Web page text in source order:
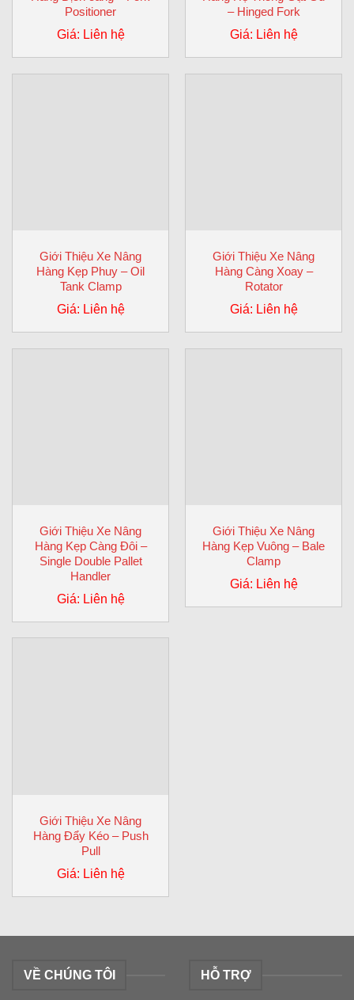
Positioner
Giá: Liên hệ
– Hinged Fork
Giá: Liên hệ
Giới Thiệu Xe Nâng
Hàng Kẹp Phuy – Oil
Tank Clamp
Giá: Liên hệ
Giới Thiệu Xe Nâng
Hàng Càng Xoay –
Rotator
Giá: Liên hệ
Giới Thiệu Xe Nâng
Hàng Kẹp Càng Đôi –
Single Double Pallet
Handler
Giá: Liên hệ
Giới Thiệu Xe Nâng
Hàng Kẹp Vuông – Bale
Clamp
Giá: Liên hệ
Giới Thiệu Xe Nâng
Hàng Đẩy Kéo – Push
Pull
Giá: Liên hệ
VỀ CHÚNG TÔI HỖ TRỢ